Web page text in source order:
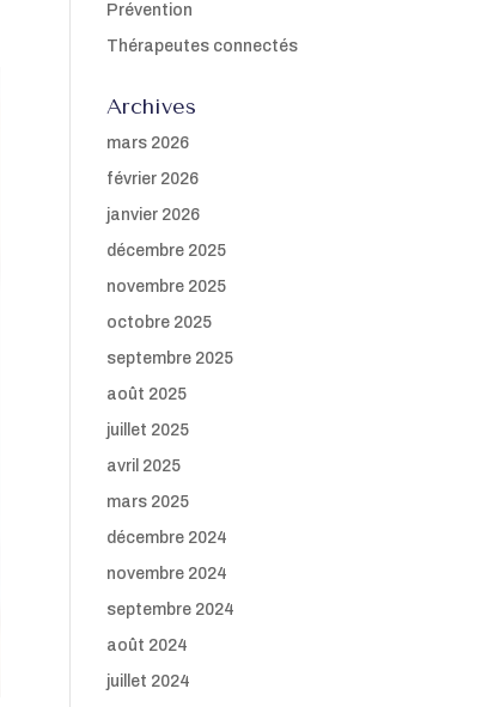
Prévention
Thérapeutes connectés
Archives
mars 2026
février 2026
janvier 2026
décembre 2025
novembre 2025
octobre 2025
septembre 2025
août 2025
juillet 2025
avril 2025
mars 2025
décembre 2024
novembre 2024
septembre 2024
août 2024
juillet 2024